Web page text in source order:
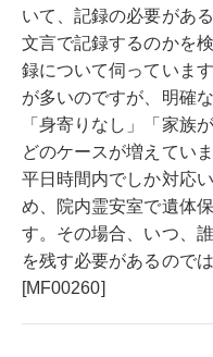
いて、記録の必要があ
文言で記録するのかを
録について伺っていま
が多いのですが、明確
「身寄りなし」「家族
どのケースが増えてい
平日時間内でしか対応
め、院内霊安室で遺体
す。その場合、いつ、
を残す必要があるので
[MF00260]